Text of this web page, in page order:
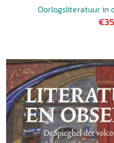
Oorlogsliteratuur in